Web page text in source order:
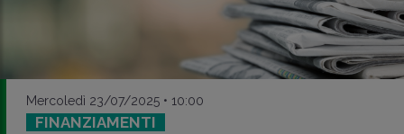
Mercoledì 23/07/2025 • 10:00
FINANZIAMENTI